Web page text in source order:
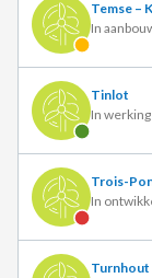
Temse –
In
Tinlot
In werking
Trois-
In
Turnhout